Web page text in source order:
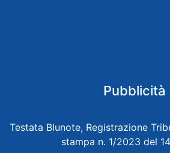
Pubblicità
Testata Blunote, Registrazione
stampa n. 1/2023 del